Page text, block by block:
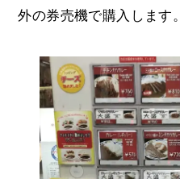
外の券売機で購入します。